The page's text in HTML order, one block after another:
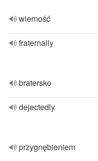
wierność
fraternally
bratersko
dejectedly
przygnębieniem